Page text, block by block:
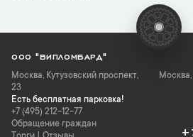
ООО "ВИПЛОМБАРД"
Москва, Кутузовский проспект,
23
Есть бесплатная парковка!
+7 (495) 212-12-77
Обращение граждан
Москва,